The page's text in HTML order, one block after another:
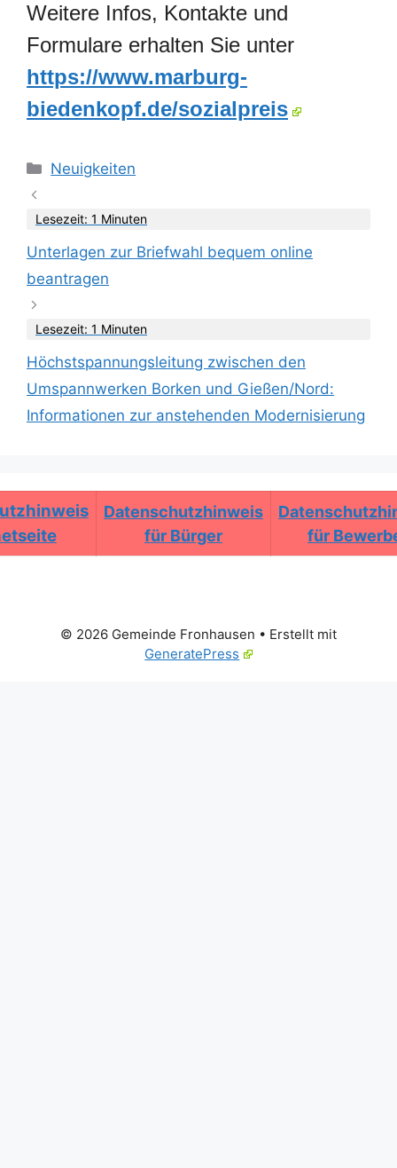
Weitere Infos, Kontakte und
Formulare erhalten Sie unter
https://www.marburg-
biedenkopf.de/sozialpreis
Kategorien
Neuigkeiten
Lesezeit: 1 Minuten
Unterlagen zur Briefwahl bequem online
beantragen
Lesezeit: 1 Minuten
Höchstspannungsleitung zwischen den
Umspannwerken Borken und Gießen/Nord:
Informationen zur anstehenden Modernisierung
Datenschutzhinweis
für Bürger
für
© 2026 Gemeinde Fronhausen • Erstellt mit
GeneratePress